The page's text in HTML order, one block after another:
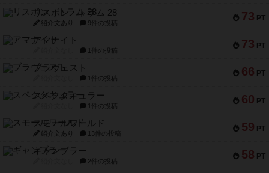
73 PT
リスボン・トラム 28
紹介文あり 9件の投稿
73 PT
アマナイト
1件の投稿
66 PT
ブラヴェスト
1件の投稿
60 PT
スペクタキュラー
1件の投稿
59 PT
スモールワールド
紹介文あり 13件の投稿
58 PT
ギャンブラー
2件の投稿